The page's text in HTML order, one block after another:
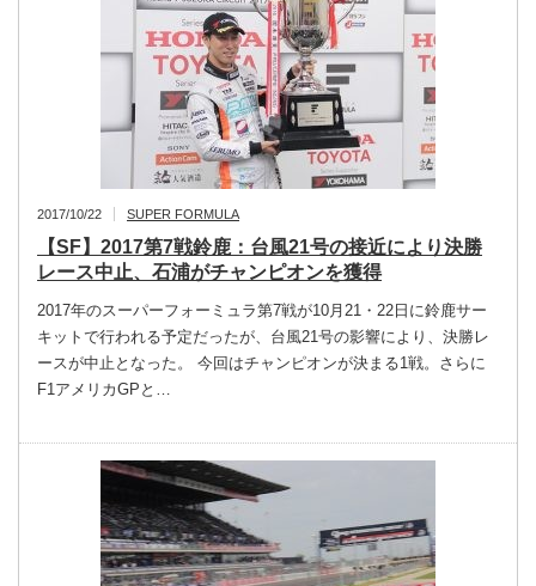
2017/10/22 SUPER FORMULA
【SF】2017第7戦鈴鹿：台風21号の接近により決勝
レース中止、石浦がチャンピオンを獲得
2017年のスーパーフォーミュラ第7戦が10月21・22日に鈴鹿サー
キットで行われる予定だったが、台風21号の影響により、決勝レ
ースが中止となった。 今回はチャンピオンが決まる1戦。さらに
F1アメリカGPと…